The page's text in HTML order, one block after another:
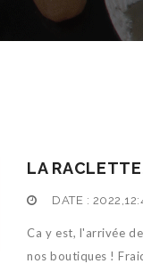
LA
DATE :
Ca y est, l'arrivée
nos boutiques !